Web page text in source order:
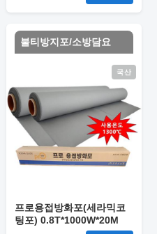
불티방지포/소방담요
국산
프로용접방화포(세라믹코
팅포) 0.8T*1000W*20M